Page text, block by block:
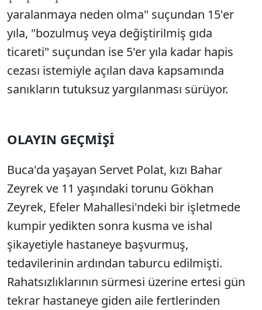
yaralanmaya neden olma" suçundan 15'er
yıla, "bozulmuş veya değiştirilmiş gıda
ticareti" suçundan ise 5'er yıla kadar hapis
cezası istemiyle açılan dava kapsamında
sanıkların tutuksuz yargılanması sürüyor.
OLAYIN GEÇMİŞİ
Buca'da yaşayan Servet Polat, kızı Bahar
Zeyrek ve 11 yaşındaki torunu Gökhan
Zeyrek, Efeler Mahallesi'ndeki bir işletmede
kumpir yedikten sonra kusma ve ishal
şikayetiyle hastaneye başvurmuş,
tedavilerinin ardından taburcu edilmişti.
Rahatsızlıklarının sürmesi üzerine ertesi gün
tekrar hastaneye giden aile fertlerinden